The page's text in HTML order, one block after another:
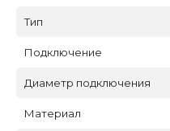
Тип
Подключение
Диаметр подключения
Материал